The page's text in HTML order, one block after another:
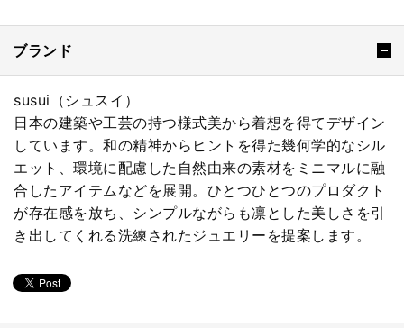
ブランド
susui（シュスイ）
日本の建築や工芸の持つ様式美から着想を得てデザイン
しています。和の精神からヒントを得た幾何学的なシル
エット、環境に配慮した自然由来の素材をミニマルに融
合したアイテムなどを展開。ひとつひとつのプロダクト
が存在感を放ち、シンプルながらも凛とした美しさを引
き出してくれる洗練されたジュエリーを提案します。